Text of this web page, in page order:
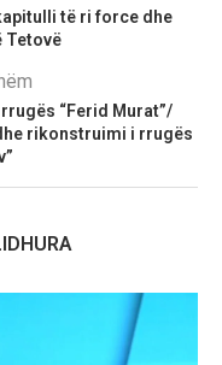
të ri force dhe
Tetovë
“Ferid Murat”/
rikonstruimi i rrugës